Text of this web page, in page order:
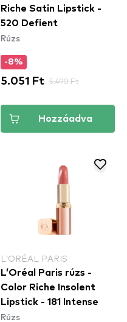
Riche Satin Lipstick -
520 Defient
Rúzs
-8%
5.051 Ft 5.490 Ft
Hozzáadva
L’ORÉAL PARIS
L’Oréal Paris rúzs -
Color Riche Insolent
Lipstick - 181 Intense
Rúzs